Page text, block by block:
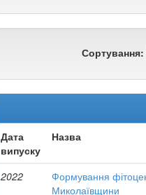
Сортування:
Дата
випуску
Назва
2022
Формування
Миколаївщини